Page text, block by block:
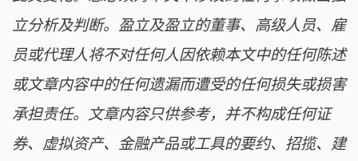
立分析及判断。盈立及盈立的董事、高级人员、雇
员或代理人将不对任何人因依赖本文中的任何陈述
或文章内容中的任何遗漏而遭受的任何损失或损害
承担责任。文章内容只供参考，并不构成任何证
券、虚拟资产、金融产品或工具的要约、招揽、建